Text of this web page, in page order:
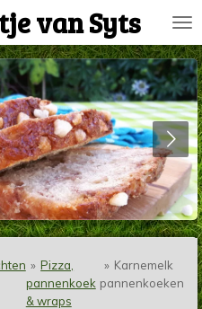
van Syts
» Pizza,
pannenkoek
& wraps
» Karnemelk
pannenkoeken